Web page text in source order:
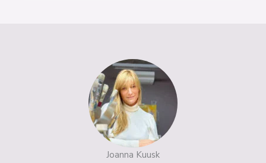
Joanna Kuusk